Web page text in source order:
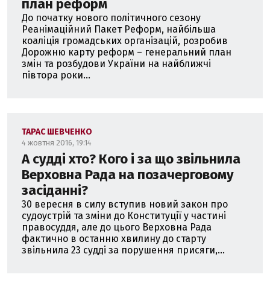
план реформ
До початку нового політичного сезону
Реанімаційний Пакет Реформ, найбільша
коаліція громадських організацій, розробив
Дорожню карту реформ – генеральний план
змін та розбудови України на найближчі
півтора роки...
ТАРАС ШЕВЧЕНКО
4 жовтня 2016, 19:14
А судді хто? Кого і за що звільнила
Верховна Рада на позачерговому
засіданні?
30 вересня в силу вступив новий закон про
судоустрій та зміни до Конституції у частині
правосуддя, але до цього Верховна Рада
фактично в останню хвилину до старту
звільнила 23 судді за порушення присяги,...